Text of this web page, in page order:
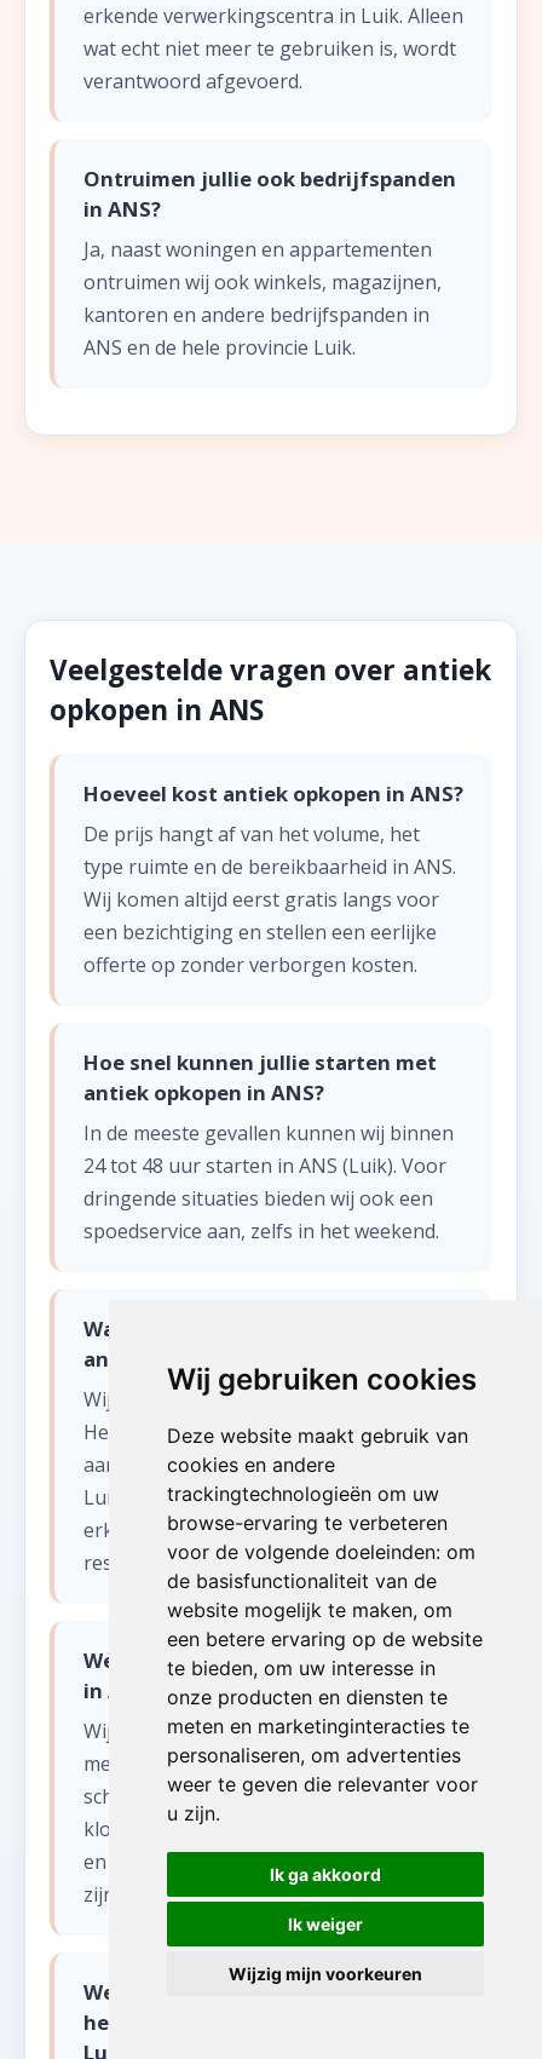
Wij gebruiken cookies
Deze website maakt gebruik van
cookies en andere
trackingtechnologieën om uw
browse-ervaring te verbeteren
voor de volgende doeleinden: om
de basisfunctionaliteit van de
website mogelijk te maken, om
een betere ervaring op de website
te bieden, om uw interesse in
onze producten en diensten te
meten en marketinginteracties te
personaliseren, om advertenties
weer te geven die relevanter voor
u zijn.
Ik ga akkoord
Ik weiger
Wijzig mijn voorkeuren
erkende verwerkingscentra in Luik. Alleen
wat echt niet meer te gebruiken is, wordt
verantwoord afgevoerd.
Ontruimen jullie ook bedrijfspanden
in ANS?
Ja, naast woningen en appartementen
ontruimen wij ook winkels, magazijnen,
kantoren en andere bedrijfspanden in
ANS en de hele provincie Luik.
Veelgestelde vragen over antiek
opkopen in ANS
Hoeveel kost antiek opkopen in ANS?
De prijs hangt af van het volume, het
type ruimte en de bereikbaarheid in ANS.
Wij komen altijd eerst gratis langs voor
een bezichtiging en stellen een eerlijke
offerte op zonder verborgen kosten.
Hoe snel kunnen jullie starten met
antiek opkopen in ANS?
In de meeste gevallen kunnen wij binnen
24 tot 48 uur starten in ANS (Luik). Voor
dringende situaties bieden wij ook een
spoedservice aan, zelfs in het weekend.
Wat gebeurt er met de spullen na
antiek opkopen?
Wij sorteren alles zorgvuldig.
Herbruikbare items worden gedoneerd
aan kringloopwinkels en goede doelen in
Luik. Recycleerbaar materiaal gaat naar
erkende verwerkingscentra. Enkel
restafval wordt afgevoerd.
Welke soorten antiek kopen jullie op
in ANS?
Wij kopen diverse antiek op in ANS:
meubels (kasten, tafels, stoelen),
schilderijen, zilverwerk, porselein, kristal,
klokken, tapijten, beelden, oude boeken
en militaria. Ook curiosa en vintage items
zijn welkom.
Werken jullie ook in het
heuvelachtige deel van de provincie
Luik voor antiek opkopen?